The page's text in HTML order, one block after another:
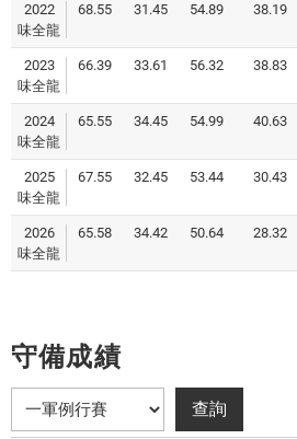
2022
味全龍
68.55 31.45 54.89 38.19
2023
味全龍
66.39 33.61 56.32 38.83
2024
味全龍
65.55 34.45 54.99 40.63
2025
味全龍
67.55 32.45 53.44 30.43
2026
味全龍
65.58 34.42 50.64 28.32
守備成績